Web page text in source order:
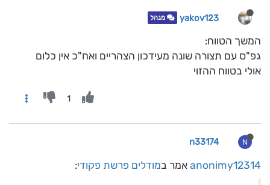
yakov123 מנהל
המשך הטווח:
גפ"ס עם תצורה שונה מעידכון הצהריים ואח"כ אין כלום
אולי בטווח ההזוי
1
N
n33174
anonimy12314 אמר במודלים פרשת פקודי: